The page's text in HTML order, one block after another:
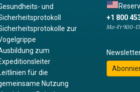
und
zur
zum
für die
Nutzung
+1 800
Mo-Fr 9.00-